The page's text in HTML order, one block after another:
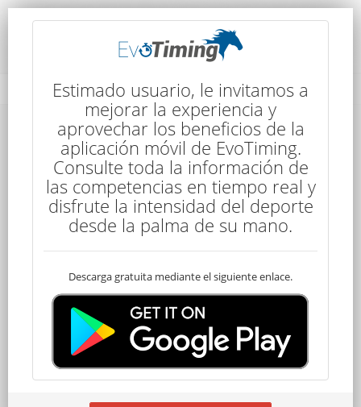
Rendimiento del Competidor
125
Pia CURBELO
Clasificado
120 kms
YOUNG RIDER
Estimado usuario, le invitamos a
mejorar la experiencia y
aprovechar los beneficios de la
aplicación móvil de EvoTiming.
Consulte toda la información de
las competencias en tiempo real y
disfrute la intensidad del deporte
desde la palma de su mano.
Descarga gratuita mediante el siguiente enlace.